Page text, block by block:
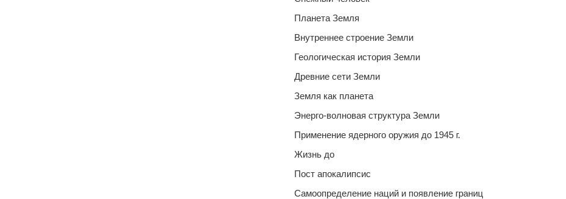
Планета Земля
Внутреннее строение Земли
Геологическая история Земли
Древние сети Земли
Земля как планета
Энерго-волновая структура Земли
Применение ядерного оружия до 1945 г.
Жизнь до
Пост апокалипсис
Самоопределение наций и появление границ